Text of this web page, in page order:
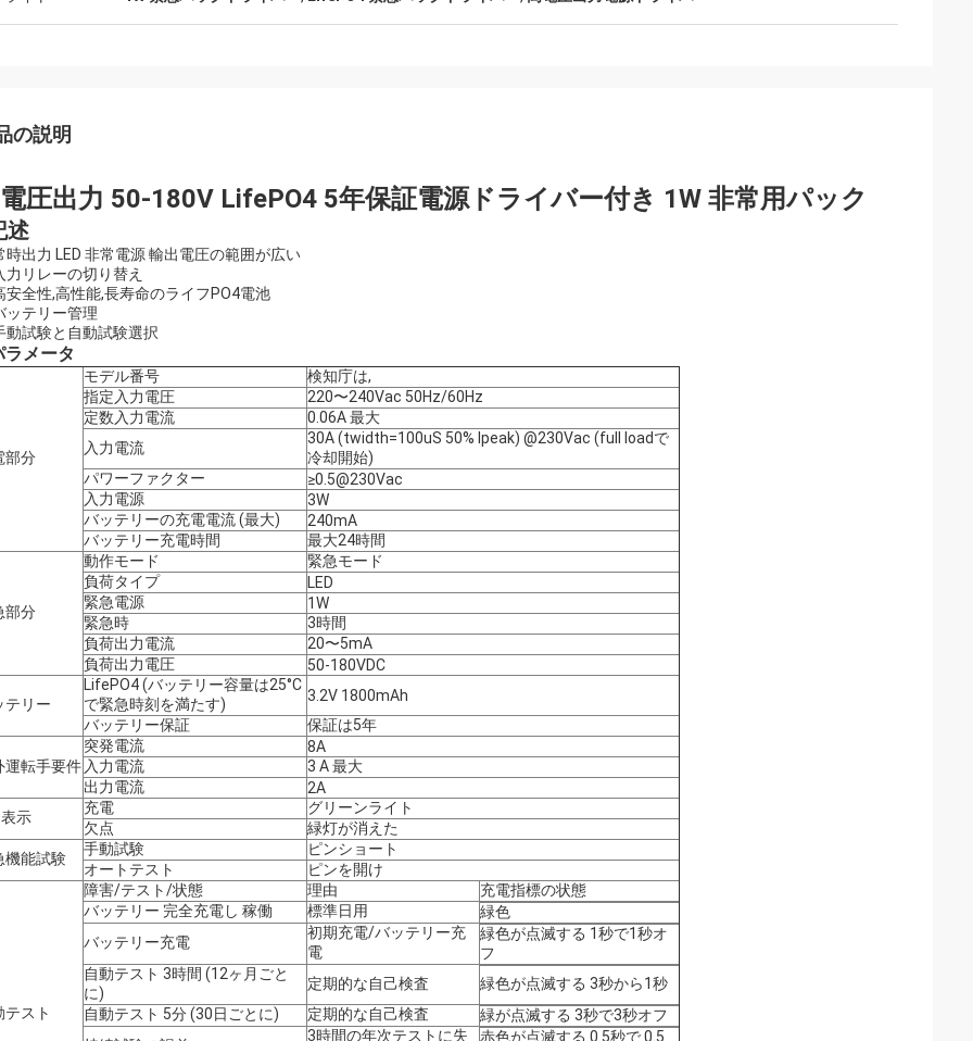
の説明
圧出力 50-180V LifePO4 5年保証電源ドライバー付き 1W 非常用パック
述
時出力 LED 非常電源 輸出電圧の範囲が広い
力リレーの切り替え
安全性,高性能,長寿命のライフPO4電池
ッテリー管理
動試験と自動試験選択
ラメータ
部分
モデル番号
検知庁は,
指定入力電圧
220〜240Vac 50Hz/60Hz
定数入力電流
0.06A 最大
入力電流
30A (twidth=100uS 50% Ipeak) @230Vac (full loadで
冷却開始)
パワーファクター
≥0.5@230Vac
入力電源
3W
バッテリーの充電電流 (最大)
240mA
バッテリー充電時間
最大24時間
部分
動作モード
緊急モード
負荷タイプ
LED
緊急電源
1W
緊急時
3時間
負荷出力電流
20〜5mA
負荷出力電圧
50-180VDC
テリー
LifePO4 (バッテリー容量は25°C
で緊急時刻を満たす)
3.2V 1800mAh
バッテリー保証
保証は5年
運転手要件
突発電流
8A
入力電流
3 A 最大
出力電流
2A
示
充電
グリーンライト
欠点
緑灯が消えた
機能試験
手動試験
ピンショート
オートテスト
ピンを開け
テスト
障害/テスト/状態 理由
充電指標の状態
バッテリー 完全充電し 稼働
標準日用
緑色
バッテリー充電
初期充電/バッテリー充
電
緑色が点滅する 1秒で1秒オ
フ
自動テスト 3時間 (12ヶ月ごと
に)
定期的な自己検査
緑色が点滅する 3秒から1秒
自動テスト 5分 (30日ごとに)
定期的な自己検査
緑が点滅する 3秒で3秒オフ
3時間の年次テストに失
赤色が点滅する 0.5秒で 0.5